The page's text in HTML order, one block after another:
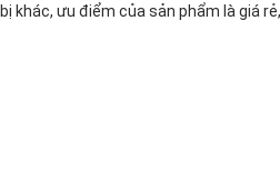
ưu điểm của sản phẩm là giá